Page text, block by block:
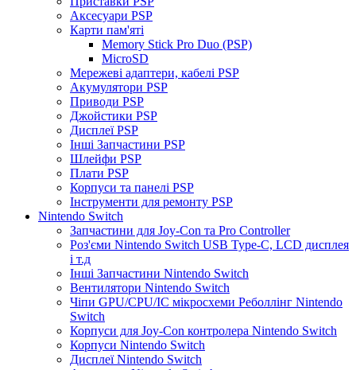
Аксесуари PSP
Карти пам'яті
Memory Stick Pro Duo (PSP)
MicroSD
Мережеві адаптери, кабелі PSP
Акумулятори PSP
Приводи PSP
Джойстики PSP
Дисплеї PSP
Інші Запчастини PSP
Шлейфи PSP
Плати PSP
Корпуси та панелі PSP
Інструменти для ремонту PSP
Nintendo Switch
Запчастини для Joy-Con та Pro Controller
Роз'єми Nintendo Switch USB Type-C, LCD дисплея
і т.д
Інші Запчастини Nintendo Switch
Вентилятори Nintendo Switch
Чіпи GPU/CPU/IC мікросхеми Реболлінг Nintendo
Switch
Корпуси для Joy-Con контролера Nintendo Switch
Корпуси Nintendo Switch
Дисплеї Nintendo Switch